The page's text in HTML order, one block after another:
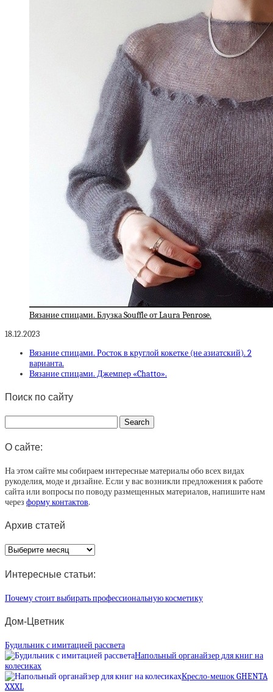
Вязание спицами. Блузка Soufflе от Laura Penrose.
18.12.2023
Вязание спицами. Росток в круглой кокетке (не азиатский). 2
варианта.
Вязание спицами. Джемпер «Chatto».
Поиск по сайту
О сайте:
На этом сайте мы собираем интересные материалы обо всех видах
рукоделия, моде и дизайне. Если у вас возникли предложения к работе
сайта или вопросы по поводу размещенных материалов, напишите нам
через форму контактов.
Архив статей
Архив
статей
Интересные статьи:
Почему стоит выбирать профессиональную косметику
Дом-Цветник
Будильник с имитацией рассвета
Напольный органайзер для книг на
колесиках
Кресло-мешок GHENTA
XXXL